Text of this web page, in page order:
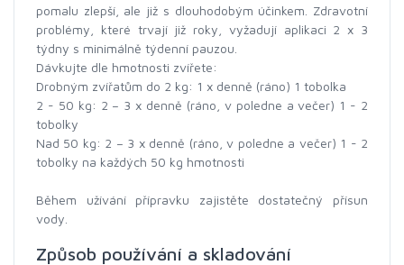
pomalu zlepší, ale již s dlouhodobým účinkem. Zdravotní
problémy, které trvají již roky, vyžadují aplikaci 2 x 3
týdny s minimálně týdenní pauzou.
Dávkujte dle hmotnosti zvířete:
Drobným zvířatům do 2 kg: 1 x denně (ráno) 1 tobolka
2 - 50 kg: 2 – 3 x denně (ráno, v poledne a večer) 1 - 2
tobolky
Nad 50 kg: 2 – 3 x denně (ráno, v poledne a večer) 1 - 2
tobolky na každých 50 kg hmotnosti
Během užívání přípravku zajistěte dostatečný přísun
vody.
Způsob používání a skladování